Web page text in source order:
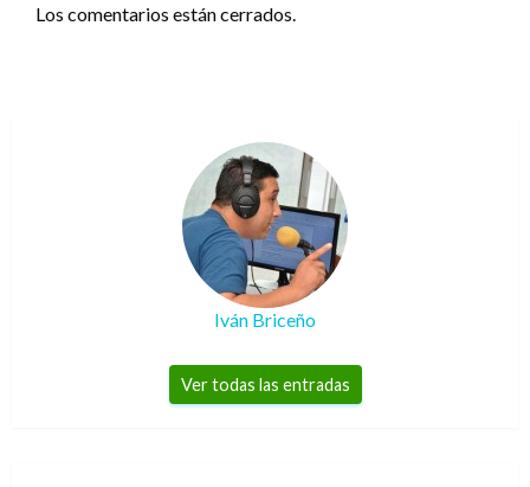
Los comentarios están cerrados.
Iván Briceño
Ver todas las entradas